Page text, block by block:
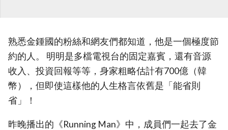
熟悉金鍾國的粉絲和網友們都知道，他是一個極度節
約的人。 明明是多檔電視台的固定嘉賓，還有音源
收入、投資回報等等，身家粗略估計有700億（韓
幣），但即使這樣他的人生格言依舊是「能省則
省」！
昨晚播出的《Running Man》中，成員們一起去了金